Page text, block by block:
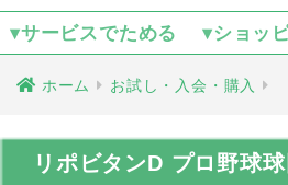
▾サービスでためる ▾ショッ
ホーム お試し・入会・購入
リポビタンD プロ野球